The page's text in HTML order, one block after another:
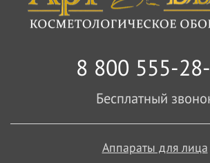
8 800 555-
Бесплатный
Аппараты для лица